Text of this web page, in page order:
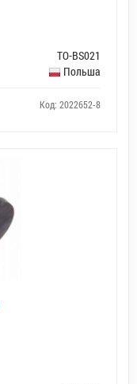
TO-BS021
Польша
Код: 2022652-8